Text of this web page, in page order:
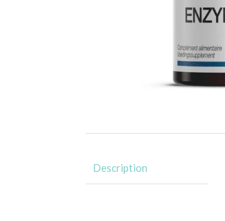
Description